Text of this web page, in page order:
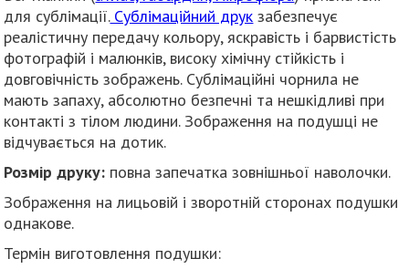
для сублімації.Сублімаційний друк забезпечує
реалістичну передачу кольору, яскравість і барвистість
фотографій і малюнків, високу хімічну стійкість і
довговічність зображень. Сублімаційні чорнила не
мають запаху, абсолютно безпечні та нешкідливі при
контакті з тілом людини. Зображення на подушці не
відчувається на дотик.
Розмір друку: повна запечатка зовнішньої наволочки.
Зображення на лицьовій і зворотній сторонах подушки
однакове.
Термін виготовлення подушки: